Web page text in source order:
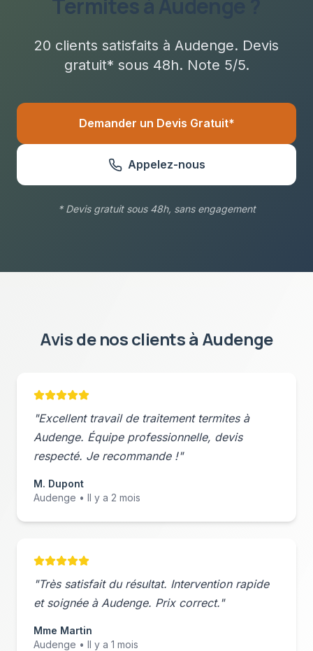
Termites
20 clients satisfaits à Audenge. Devis
gratuit* sous 48h. Note 5/5.
Demander un Devis Gratuit*
Appelez-nous
* Devis gratuit sous 48h, sans engagement
Avis de nos clients à Audenge
"Excellent travail de traitement termitesà
Audenge. Équipe professionnelle, devis
respecté. Je recommande !"
M. Dupont
Audenge • Il y a 2 mois
"Très satisfait du résultat. Intervention rapide
et soignée à Audenge. Prix correct."
Mme Martin
Audenge • Il y a 1 mois